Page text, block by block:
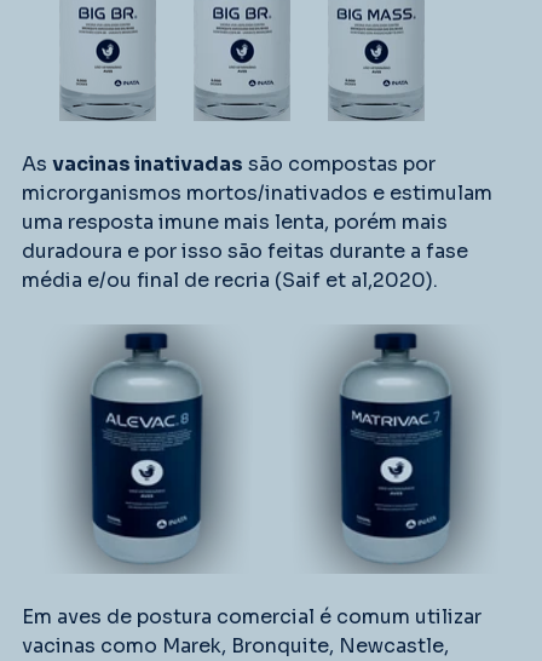
As vacinas inativadas são compostas por
microrganismos mortos/inativados e estimulam
uma resposta imune mais lenta, porém mais
duradoura e por isso são feitas durante a fase
média e/ou final de recria (Saif et al,2020).
Em aves de postura comercial é comum utilizar
vacinas como Marek, Bronquite, Newcastle,